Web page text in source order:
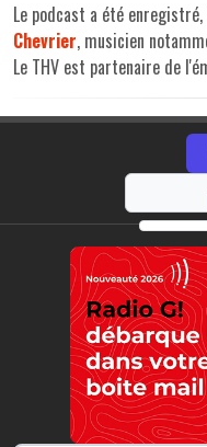
Le podcast a été
Chevrier, musicien
Le THV est partenaire de